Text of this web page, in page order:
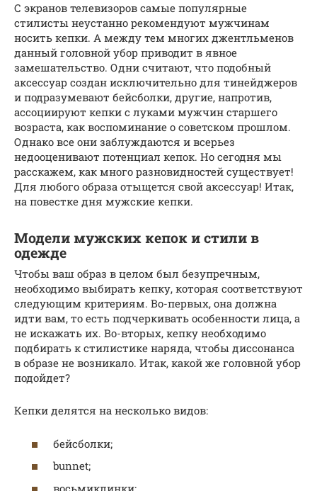
С экранов телевизоров самые популярные
стилисты неустанно рекомендуют мужчинам
носить кепки. А между тем многих джентльменов
данный головной убор приводит в явное
замешательство. Одни считают, что подобный
аксессуар создан исключительно для тинейджеров
и подразумевают бейсболки, другие, напротив,
ассоциируют кепки с луками мужчин старшего
возраста, как воспоминание о советском прошлом.
Однако все они заблуждаются и всерьез
недооценивают потенциал кепок. Но сегодня мы
расскажем, как много разновидностей существует!
Для любого образа отыщется свой аксессуар! Итак,
на повестке дня мужские кепки.
Модели мужских кепок и стили в
одежде
Чтобы ваш образ в целом был безупречным,
необходимо выбирать кепку, которая соответствуют
следующим критериям. Во-первых, она должна
идти вам, то есть подчеркивать особенности лица, а
не искажать их. Во-вторых, кепку необходимо
подбирать к стилистике наряда, чтобы диссонанса
в образе не возникало. Итак, какой же головной убор
подойдет?
Кепки делятся на несколько видов:
бейсболки;
bunnet;
восьмиклинки;